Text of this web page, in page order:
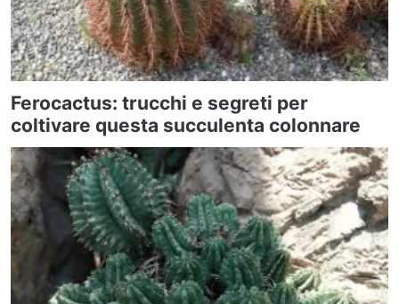
Ferocactus: trucchi e segreti per
coltivare questa succulenta colonnare